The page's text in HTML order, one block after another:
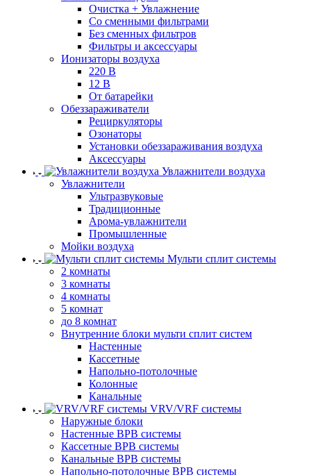
Очистка + Увлажнение
Cо сменными фильтрами
Без сменных фильтров
Фильтры и аксессуары
Ионизаторы воздуха
220 В
12 В
От батарейки
Обеззараживатели
Рециркуляторы
Озонаторы
Установки обеззараживания воздуха
Аксессуары
Увлажнители воздуха
Увлажнители
Ультразвуковые
Традиционные
Арома-увлажнители
Промышленные
Мойки воздуха
Мульти сплит системы
2 комнаты
3 комнаты
4 комнаты
5 комнат
до 8 комнат
Внутренние блоки мульти сплит систем
Настенные
Кассетные
Напольно-потолочные
Колонные
Канальные
VRV/VRF системы
Наружные блоки
Настенные ВРВ системы
Кассетные ВРВ системы
Канальные ВРВ системы
Напольно-потолочные ВРВ системы